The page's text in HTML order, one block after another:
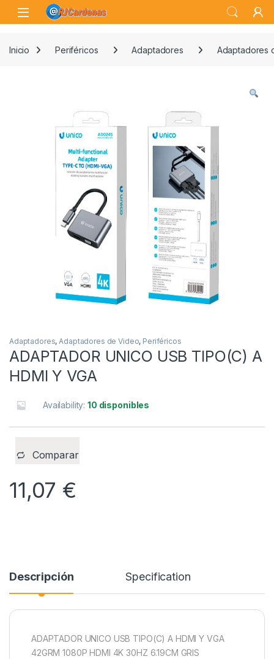
Skip to navigation
Skip to content
Open
Inicio Periféricos Adaptadores Adaptadores
Adaptadores,Adaptadores de Video, Periféricos
ADAPTADOR UNICO USB TIPO(C) A
HDMI Y VGA
Availability:10 disponibles
Comparar
11,07 €
Descripción Specification
ADAPTADOR UNICO USB TIPO(C) A HDMI Y VGA
42GRM 1080P HDMI 4K 30HZ 6.19CM GRIS